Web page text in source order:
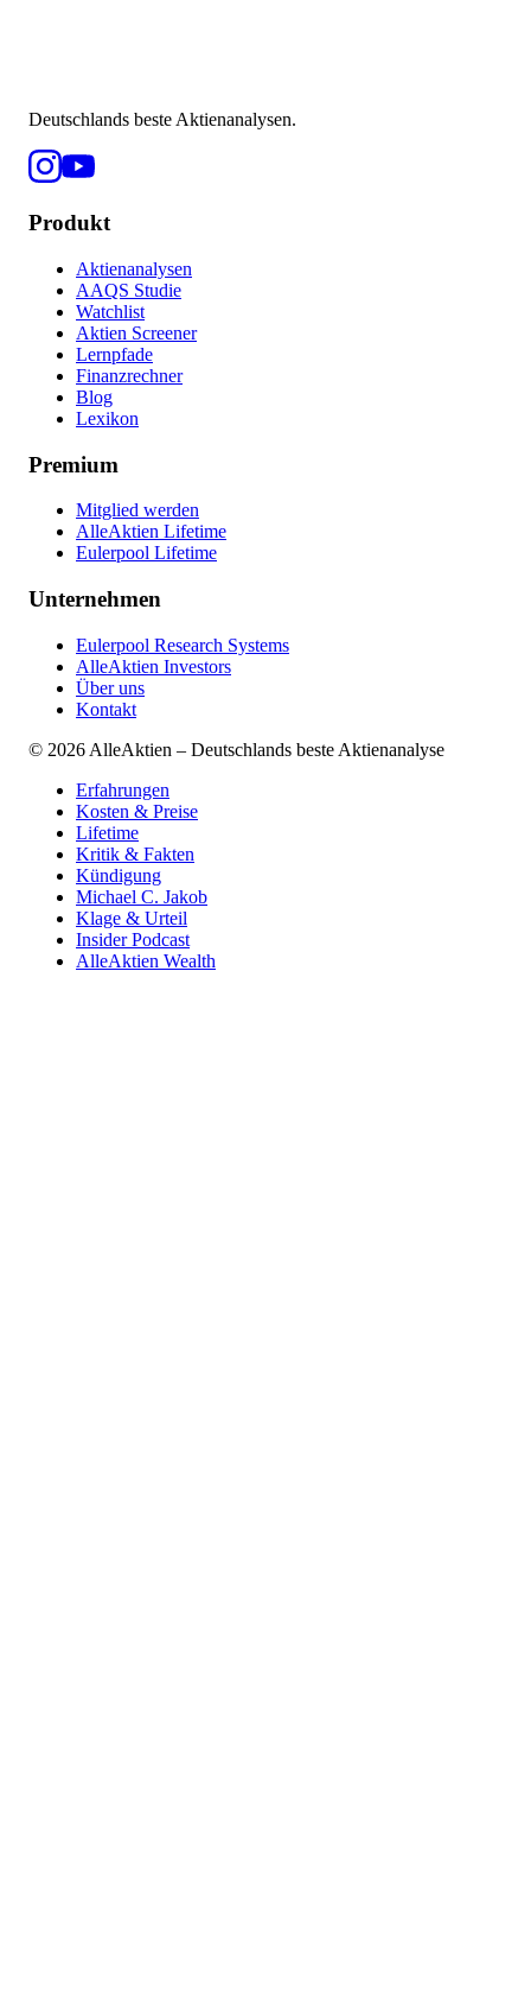
Deutschlands beste Aktienanalysen.
Produkt
Aktienanalysen
AAQS Studie
Watchlist
Aktien Screener
Lernpfade
Finanzrechner
Blog
Lexikon
Premium
Mitglied werden
AlleAktien Lifetime
Eulerpool Lifetime
Unternehmen
Eulerpool Research Systems
AlleAktien Investors
Über uns
Kontakt
© 2026 AlleAktien – Deutschlands beste Aktienanalyse
Erfahrungen
Kosten & Preise
Lifetime
Kritik & Fakten
Kündigung
Michael C. Jakob
Klage & Urteil
Insider Podcast
AlleAktien Wealth